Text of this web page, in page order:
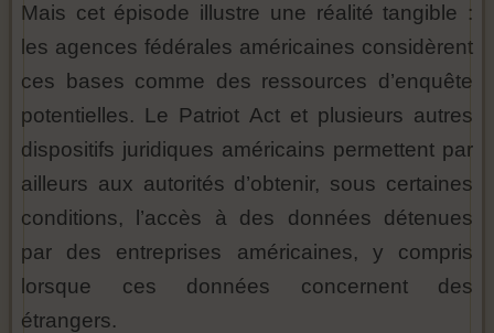
Mais cet épisode illustre une réalité tangible :
les agences fédérales américaines considèrent
ces bases comme des ressources d’enquête
potentielles. Le Patriot Act et plusieurs autres
dispositifs juridiques américains permettent par
ailleurs aux autorités d’obtenir, sous certaines
conditions, l’accès à des données détenues
par des entreprises américaines, y compris
lorsque ces données concernent des
étrangers.